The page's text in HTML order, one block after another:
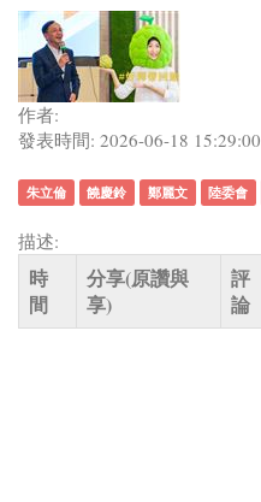
作者:
發表時間: 2026-06-18 15:29:00
朱立倫 饒慶鈴 鄭麗文 陸委會
描述:
時
間
分享(原讚與
享)
評
論